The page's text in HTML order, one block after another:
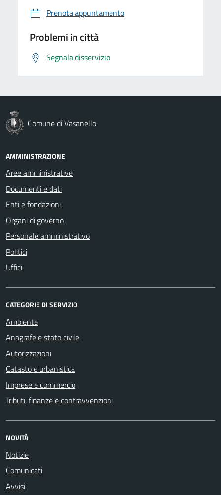
Prenota appuntamento
Problemi in città
Segnala disservizio
Comune di Vasanello
AMMINISTRAZIONE
Aree amministrative
Documenti e dati
Enti e fondazioni
Organi di governo
Personale amministrativo
Politici
Uffici
CATEGORIE DI SERVIZIO
Ambiente
Anagrafe e stato civile
Autorizzazioni
Catasto e urbanistica
Imprese e commercio
Tributi, finanze e contravvenzioni
NOVITÀ
Notizie
Comunicati
Avvisi